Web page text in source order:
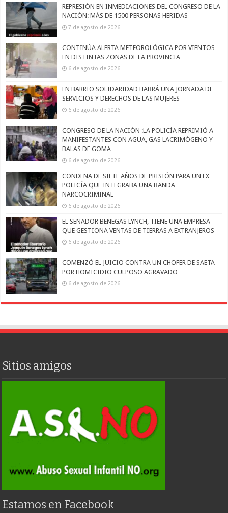
REPRESIÓN EN INMEDIACIONES DEL CONGRESO DE LA
NACIÓN: MÁS DE 1500 PERSONAS HERIDAS
7 de agosto de 2026
CONTINÚA ALERTA METEOROLÓGICA POR VIENTOS
EN DISTINTAS ZONAS DE LA PROVINCIA
6 de agosto de 2026
EN BARRIO SOLIDARIDAD HABRÁ UNA JORNADA DE
SERVICIOS Y DERECHOS DE LAS MUJERES
6 de agosto de 2026
CONGRESO DE LA NACIÓN :LA POLICÍA REPRIMIÓ A
MANIFESTANTES CON AGUA, GAS LACRIMÓGENO Y
BALAS DE GOMA
6 de agosto de 2026
CONDENA DE SIETE AÑOS DE PRISIÓN PARA UN EX
POLICÍA QUE INTEGRABA UNA BANDA
NARCOCRIMINAL
6 de agosto de 2026
EL SENADOR BENEGAS LYNCH, TIENE UNA EMPRESA
QUE GESTIONA VENTAS DE TIERRAS A EXTRANJEROS
6 de agosto de 2026
COMENZÓ EL JUICIO CONTRA UN CHOFER DE SAETA
POR HOMICIDIO CULPOSO AGRAVADO
6 de agosto de 2026
Sitios amigos
Estamos en Facebook